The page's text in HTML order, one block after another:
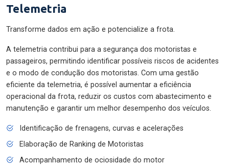
Telemetria
Transforme dados em ação e potencialize a frota.
A telemetria contribui para a segurança dos motoristas e
passageiros, permitindo identificar possíveis riscos de acidentes
e o modo de condução dos motoristas. Com uma gestão
eficiente da telemetria, é possível aumentar a eficiência
operacional da frota, reduzir os custos com abastecimento e
manutenção e garantir um melhor desempenho dos veículos.
Identificação de frenagens, curvas e acelerações
Elaboração de Ranking de Motoristas
Acompanhamento de ociosidade do motor